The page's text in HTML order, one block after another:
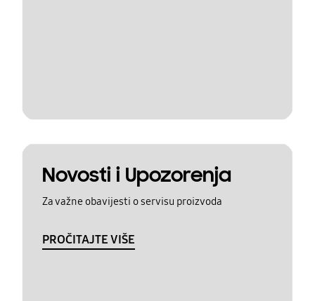
Novosti i Upozorenja
Za važne obavijesti o servisu proizvoda
PROČITAJTE VIŠE